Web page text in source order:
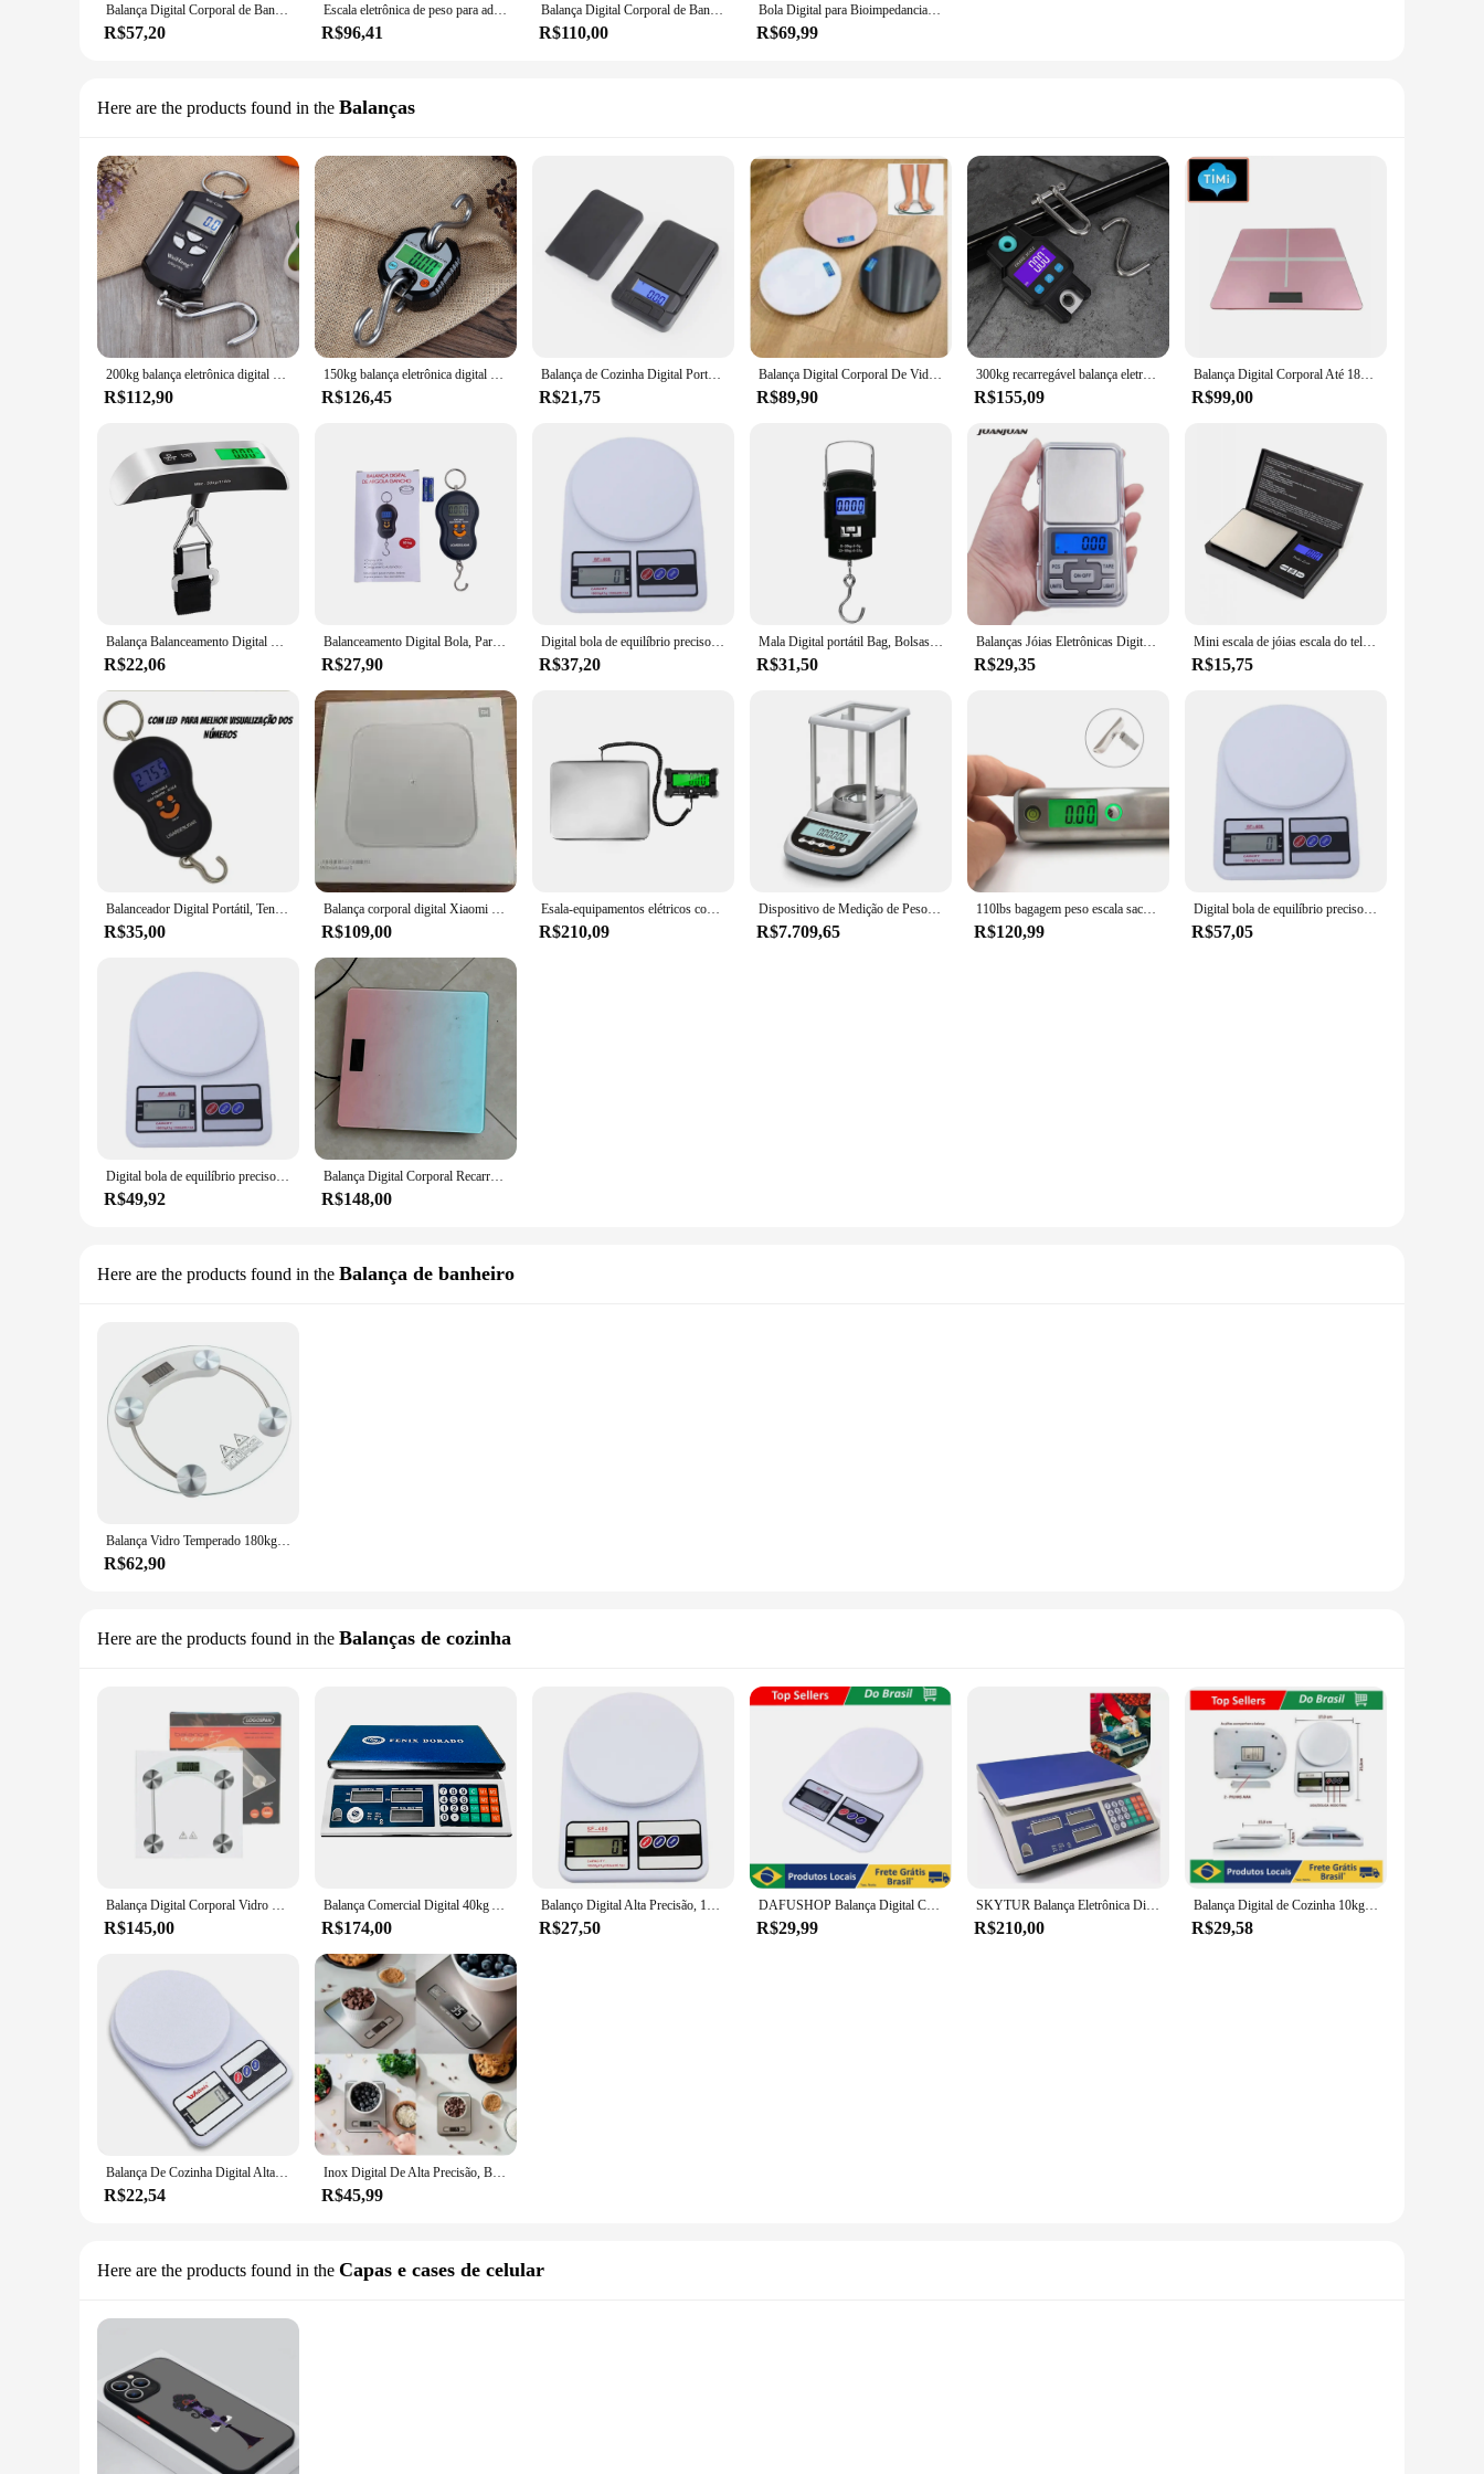
Balança Digital Corporal de Banheiro Redonda 180kg Vidro Temperado
R$57,20
Escala eletrônica de peso para adultos Escala digital de peso corporal Precisão de carregamento Saúde pequena
R$96,41
Balança Digital Corporal de Banheiro Redonda 180kg Vidro Temperado
R$110,00
Bola Digital para Bioimpedancia, 180kg, 12 Funções
R$69,99
Here are the products found in the Balanças
200kg balança eletrônica digital display lcd backlight pendurado gancho escala dupla precisão pesagem de viagens pesca escala
R$112,90
150kg balança eletrônica digital display lcd backlight pendurado gancho escala dupla precisão pesagem de viagens pesca escala
R$126,45
Balança de Cozinha Digital Portátil, Balanças Eletrônicas, Bolso LCD, Jóias de Precisão, Equilíbrio de Peso, 100g,200g,300g,500g, 0.01g,0.1g
R$21,75
Balança Digital Corporal De Vidro Banheiro Até 180kg
R$89,90
300kg recarregável balança eletrônica digital backlight pendurado gancho escala dupla precisão pesando escala de viagem pesca
R$155,09
Balança Digital Corporal Até 180KG Vidro Banheiro Academia Colorida
R$99,00
Balança Balanceamento Digital Eletrônica, 50kg, 10g
R$22,06
Balanceamento Digital Bola, Para Pesar, Malas, 50kg
R$27,90
Digital bola de equilíbrio preciso, alta precisão, 10kg, acessórios eletrônicos, casa e armazém, Sf-400
R$37,20
Mala Digital portátil Bag, Bolsas, Pesca Até, 50kg
R$31,50
Balanças Jóias Eletrônicas Digitais com Display LCD, Balanças de Peso Gram para Cozinha, Balanças de bolso com LCD, -15%, 500g, 0.1g
R$29,35
Mini escala de jóias escala do telefone móvel 0.01g 0.1g cozinha eletrônico bolso balança ouro chá grama equilíbrio de cozinha digita
R$15,75
Balanceador Digital Portátil, Tenda Bolsa Mala, 50kg
R$35,00
Balança corporal digital Xiaomi Mi Smart Scale branca ATE 150KG
R$109,00
Esala-equipamentos elétricos com tela LCD, display digital, com tela LCD de 264 lbs, 440 lb
R$210,09
Dispositivo de Medição de Peso de Balança Analítica Precision, Lab Analytical Balan Instruments, Micro Alta Resolução, 220g, 0,01 mg, 0,00001g
R$7.709,65
110lbs bagagem peso escala saco de viagem 50kg balança bolso mão escalas mala ferramenta
R$120,99
Digital bola de equilíbrio preciso, alta precisão, 10kg, acessórios eletrônicos, casa e armazém, Sf-400
R$57,05
Digital bola de equilíbrio preciso, alta precisão, 10kg, acessórios eletrônicos, casa e armazém, Sf-400
R$49,92
Balança Digital Corporal Recarregável USB 180kg Multilaser
R$148,00
Here are the products found in the Balança de banheiro
Balança Vidro Temperado 180kg Banheiro Corporal Redonda
R$62,90
Here are the products found in the Balanças de cozinha
Balança Digital Corporal Vidro Resistente 6mm LCD Até 180KG Para Banheiro, Academia, Crossfit.
R$145,00
Balança Comercial Digital 40kg Alta Precisão 110/220 Bivolt
R$174,00
Balanço Digital Alta Precisão, 10kg
R$27,50
DAFUSHOP Balança Digital Cozinha Alta Precisão 10kg Dieta E Nutrição Peso Cozinha Alimentos ENVIO RÁPIDO
R$29,99
SKYTUR Balança Eletrônica Digital Comercial 40kg Precisão de Frutas Vegetais Carne Alimentos - ENVIO RÁPIDO PARA TODO BRASIL
R$210,00
Balança Digital de Cozinha 10kg Alta Precisão SF-400 Para Cozinha e Culinária
R$29,58
Balança De Cozinha Digital Alta Precisao 10kg Balança Oferta
R$22,54
Inox Digital De Alta Precisão, Bola Nova
R$45,99
Here are the products found in the Capas e cases de celular